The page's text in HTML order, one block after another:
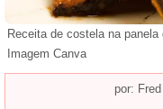
Receita de costela na
Imagem Canva
por: Fred